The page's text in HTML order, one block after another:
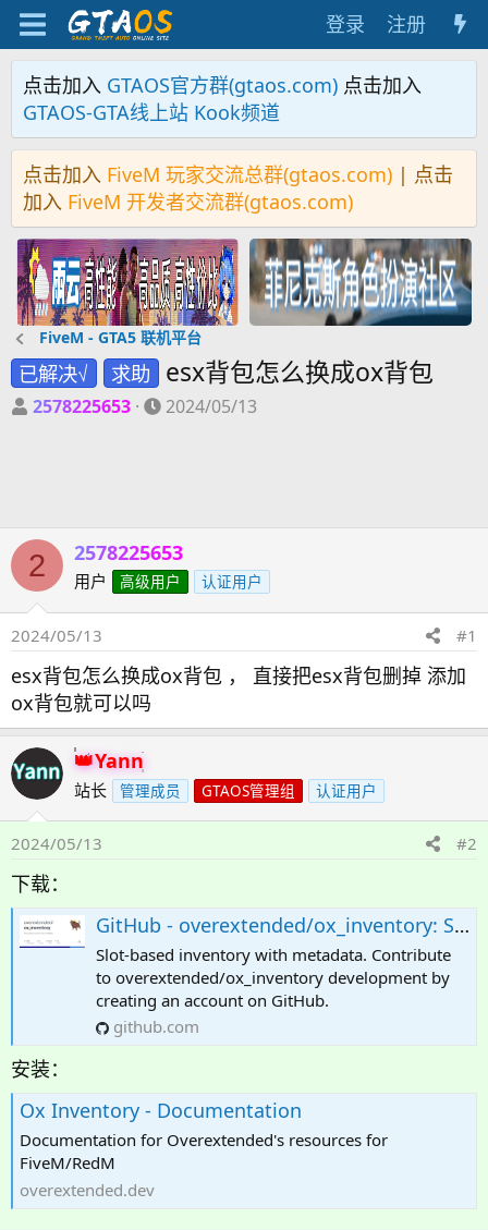
登录 注册
点击加入 GTAOS官方群(gtaos.com) 点击加入
GTAOS-GTA线上站 Kook频道
点击加入 FiveM 玩家交流总群(gtaos.com) | 点击
加入 FiveM 开发者交流群(gtaos.com)
FiveM - GTA5 联机平台
已解决√ 求助 esx背包怎么换成ox背包
主
2578225653
开
2024/05/13
2 2578225653
用户 高级用户 认证用户
2024/05/13 #1
esx背包怎么换成ox背包 ， 直接把esx背包删掉 添加
ox背包就可以吗
Yann
站长 管理成员 GTAOS管理组 认证用户
2024/05/13 #2
下载：
GitHub - overextended/ox_inventory: Slot-based inventory with metadata.
Slot-based inventory with metadata. Contribute
to overextended/ox_inventory development by
creating an account on GitHub.
github.com
安装：
Ox Inventory - Documentation
Documentation for Overextended's resources for
FiveM/RedM
overextended.dev